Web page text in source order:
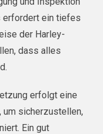
erfordert ein tiefes
der Harley-
dass alles
erfolgt eine
um sicherzustellen,
Ein gut